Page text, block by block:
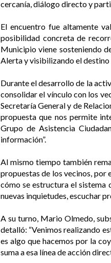
cercanía, diálogo directo y
El encuentro fue altamente
posibilidad concreta de
Municipio viene sosteniendo
Alerta y visibilizando el destino
Durante el desarrollo de la
consolidar el vínculo con los
Secretaría General y de
propuesta que nos permite
Grupo de Asistencia
información”.
Al mismo tiempo también
propuestas de los vecinos, por
cómo se estructura el sistema
nuevas inquietudes, escuchar
A su turno, Mario Olmedo,
detalló: “Venimos realizando
es algo que hacemos por la
suma a esa línea de acción